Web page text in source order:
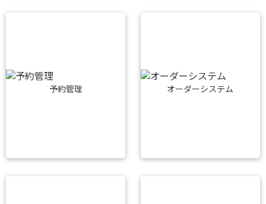
予約管理 オーダーシステム